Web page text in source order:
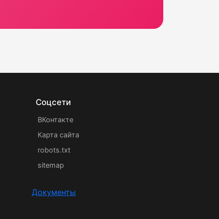
Соцсети
ВКонтакте
Карта сайта
robots.txt
sitemap
Документы